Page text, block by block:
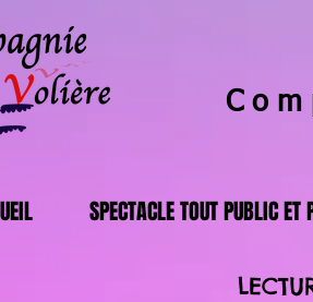
SPECTACLE TOUT PUBLIC ET